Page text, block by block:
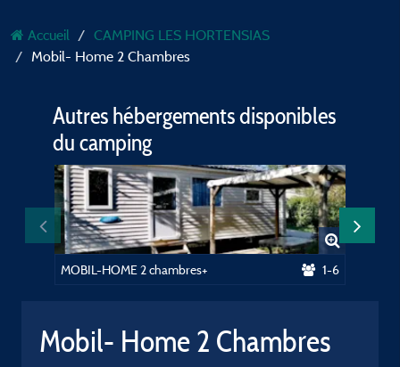
Accueil
CAMPING LES HORTENSIAS
Mobil- Home 2 Chambres
Autres hébergements disponibles
du camping
MOBIL-HOME 2 chambres+ 1-6
Mobil- Home 2 Chambres